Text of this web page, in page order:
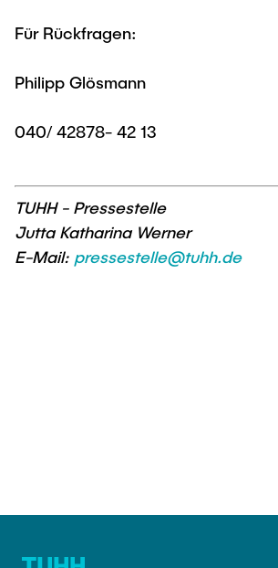
Für Rückfragen:
Philipp Glösmann
040/ 42878- 42 13
TUHH - Pressestelle
Jutta Katharina Werner
E-Mail: pressestelle@tuhh.de